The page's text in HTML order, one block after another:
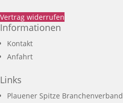
Vertrag widerrufen
Informationen
Kontakt
Anfahrt
Links
Plauener Spitze Branchenverband